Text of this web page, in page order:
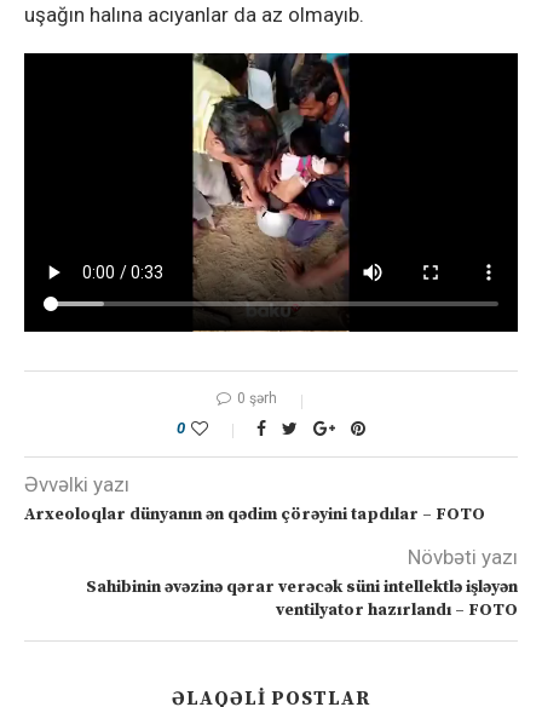
uşağın halına acıyanlar da az olmayıb.
0 şərh
0
Əvvəlki yazı
Arxeoloqlar dünyanın ən qədim çörəyini tapdılar – FOTO
Növbəti yazı
Sahibinin əvəzinə qərar verəcək süni intellektlə işləyən
ventilyator hazırlandı – FOTO
ƏLAQƏLI POSTLAR